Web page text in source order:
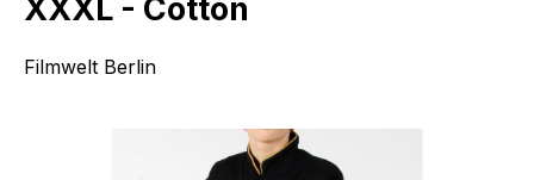
XXXL - Cotton
Filmwelt Berlin